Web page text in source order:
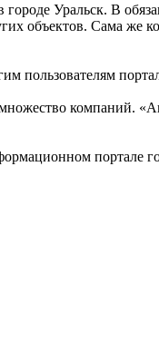
Уральск. В
объектов. Сама же
пользователям
компаний.
портале